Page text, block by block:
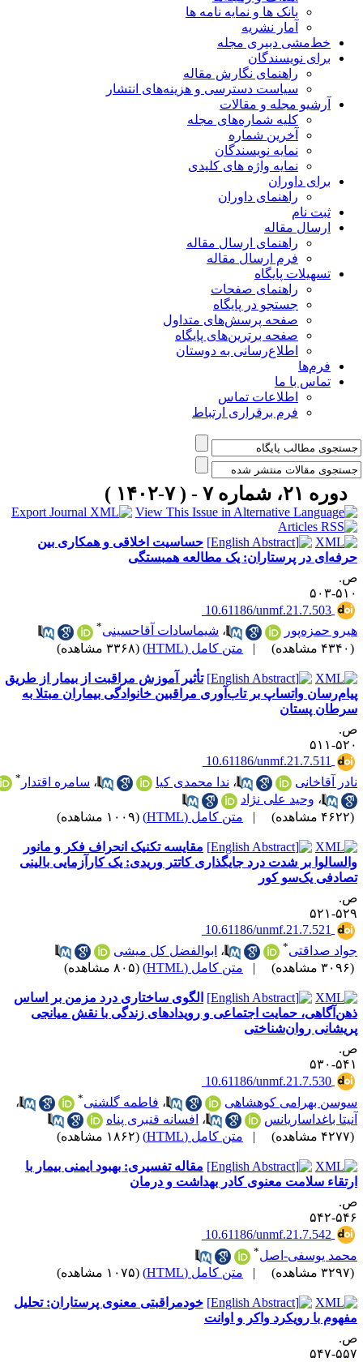
بانک ها و نمایه نامه ها
آمار نشریه
خط‌مشی دبیری مجله
برای نویسندگان
راهنمای نگارش مقاله
سیاست دسترسی و هزینه‌های انتشار
آرشیو مجله و مقالات
کلیه شماره‌های مجله
آخرین شماره
نمایه نویسندگان
نمایه واژه های کلیدی
برای داوران
راهنمای داوران
ثبت نام
ارسال مقاله
راهنمای ارسال مقاله
فرم ارسال مقاله
تسهیلات پایگاه
راهنمای صفحات
جستجو در پایگاه
صفحه پرسش‌های متداول
صفحه برترین‌های پایگاه
اطلاع‌رسانی به دوستان
فرم‌ها
تماس با ما
اطلاعات تماس
فرم برقراری ارتباط
دوره ۲۱، شماره ۷ - ( ۷-۱۴۰۲ )
حساسیت اخلاقی و همکاری بین
در پرستاران: یک مطالعه همبستگی
۵۰۳
‎ 10.61186/unmf.21.7.503
حمزه‌پور
،شیماسادات آقاحسینی
| متن کامل (HTML) (۳۳۶۸ مشاهده)
تأثیر آموزش مراقبت از بیمار از طریق
واتساپ بر تاب‌آوری مراقبین خانوادگی بیماران مبتلا به
پستان
۵۱۱
‎ 10.61186/unmf.21.7.511
آقاخانی
،ندا محمدی کیا ،سامره اقتدار*
،وحید علی نژاد
| متن کامل (HTML) (۱۰۰۹ مشاهده)
مقایسه تکنیک انحراف فکر و مانور
بر شدت درد جایگذاری کاتتر وریدی: یک کارآزمایی بالینی
یک‌سو کور
۵۲۱
‎ 10.61186/unmf.21.7.521
صداقتی
،ابوالفضل کل میشی
| متن کامل (HTML) (۸۰۵ مشاهده)
الگوی ساختاری درد مزمن بر اساس
حمایت اجتماعی و رویدادهای زندگی با نقش میانجی
روان‌شناختی
۵۳۰
‎ 10.61186/unmf.21.7.530
بهرامی کوهشاهی
،فاطمه گلشنی
،
باغداساریانس
،افسانه قنبری پناه
| متن کامل (HTML) (۱۸۶۲ مشاهده)
مقاله تفسیری: بهبود ایمنی بیمار با
سلامت معنوی کادر بهداشت و درمان
۵۴۲
‎ 10.61186/unmf.21.7.542
یوسفی-اصل*
| متن کامل (HTML) (۱۰۷۵ مشاهده)
خودمراقبتی معنوی پرستاران: تحلیل
با رویکرد واکر و اوانت
۵۴۷